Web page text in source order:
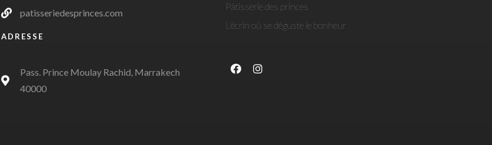
patisseriedesprinces.com
ADRESSE
Pass. Prince Moulay Rachid, Marrakech
40000
Pâtisserie des princes
L’écrin où se déguste le bonheur